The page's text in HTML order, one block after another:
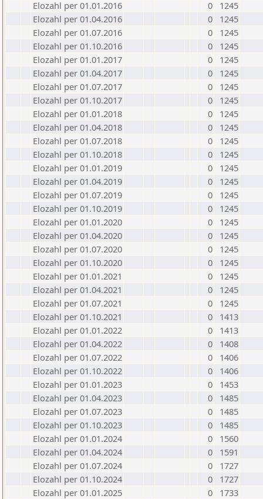
Elozahl per 01.01.2016
0
1245
Elozahl per 01.04.2016
0
1245
Elozahl per 01.07.2016
0
1245
Elozahl per 01.10.2016
0
1245
Elozahl per 01.01.2017
0
1245
Elozahl per 01.04.2017
0
1245
Elozahl per 01.07.2017
0
1245
Elozahl per 01.10.2017
0
1245
Elozahl per 01.01.2018
0
1245
Elozahl per 01.04.2018
0
1245
Elozahl per 01.07.2018
0
1245
Elozahl per 01.10.2018
0
1245
Elozahl per 01.01.2019
0
1245
Elozahl per 01.04.2019
0
1245
Elozahl per 01.07.2019
0
1245
Elozahl per 01.10.2019
0
1245
Elozahl per 01.01.2020
0
1245
Elozahl per 01.04.2020
0
1245
Elozahl per 01.07.2020
0
1245
Elozahl per 01.10.2020
0
1245
Elozahl per 01.01.2021
0
1245
Elozahl per 01.04.2021
0
1245
Elozahl per 01.07.2021
0
1245
Elozahl per 01.10.2021
0
1413
Elozahl per 01.01.2022
0
1413
Elozahl per 01.04.2022
0
1408
Elozahl per 01.07.2022
0
1406
Elozahl per 01.10.2022
0
1406
Elozahl per 01.01.2023
0
1453
Elozahl per 01.04.2023
0
1485
Elozahl per 01.07.2023
0
1485
Elozahl per 01.10.2023
0
1485
Elozahl per 01.01.2024
0
1560
Elozahl per 01.04.2024
0
1591
Elozahl per 01.07.2024
0
1727
Elozahl per 01.10.2024
0
1727
Elozahl per 01.01.2025
0
1733